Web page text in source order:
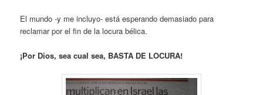
El mundo -y me incluyo- está esperando demasiado para
reclamar por el fin de la locura bélica.
¡Por Dios, sea cual sea, BASTA DE LOCURA!